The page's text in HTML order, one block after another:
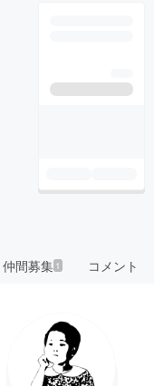
仲間募集 1 コメント